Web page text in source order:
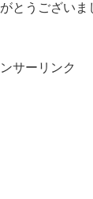
とうございま
サーリンク